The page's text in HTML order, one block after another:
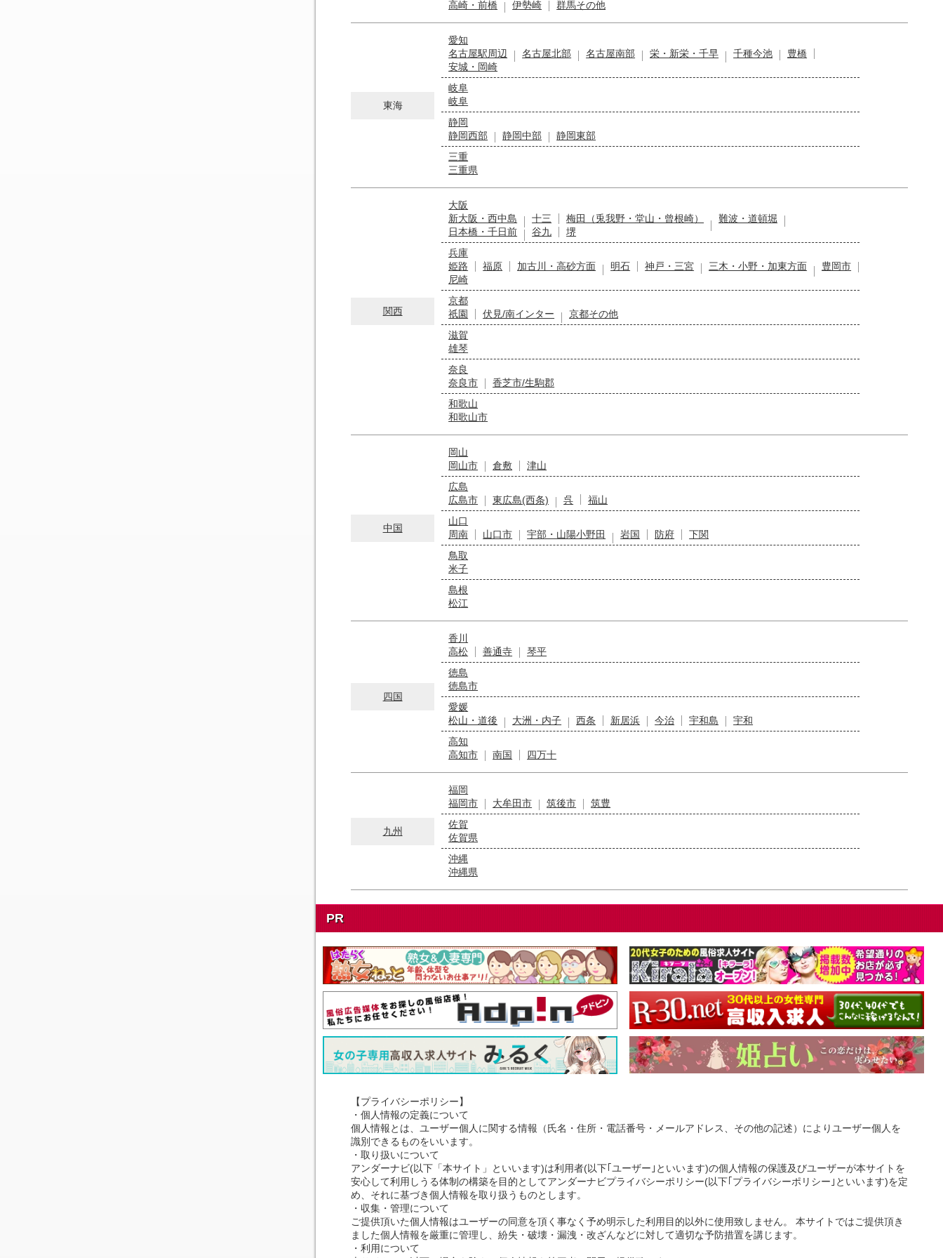
高崎・前橋 伊勢崎 群馬その他
東海
愛知
名古屋駅周辺
名古屋北部 名古屋南部 栄・新栄・千早 千種今池
豊橋
安城・岡崎
岐阜
岐阜
静岡
静岡西部
静岡中部
静岡東部
三重
三重県
関西
大阪
新大阪・西中島
十三 梅田（兎我野・堂山・曾根崎）
難波・道頓堀
日本橋・千日前
谷九
堺
兵庫
姫路
福原 加古川・高砂方面 明石 神戸・三宮 三木・小野・加東方面
豊岡市
尼崎
京都
祇園
伏見/南インター
京都その他
滋賀
雄琴
奈良
奈良市
香芝市/生駒郡
和歌山
和歌山市
中国
岡山
岡山市
倉敷
津山
広島
広島市
東広島(西条) 呉
福山
山口
周南
山口市 宇部・山陽小野田 岩国 防府
下関
鳥取
米子
島根
松江
四国
香川
高松
善通寺
琴平
徳島
徳島市
愛媛
松山・道後
大洲・内子 西条 新居浜 今治 宇和島
宇和
高知
高知市
南国 四万十
九州
福岡
福岡市
大牟田市 筑後市
筑豊
佐賀
佐賀県
沖縄
沖縄県
PR
【プライバシーポリシー】
・個人情報の定義について
個人情報とは、ユーザー個人に関する情報（氏名・住所・電話番号・メールアドレス、その他の記述）によりユーザー個人を
識別できるものをいいます。
・取り扱いについて
アンダーナビ(以下「本サイト」といいます)は利用者(以下｢ユーザー｣といいます)の個人情報の保護及びユーザーが本サイトを
安心して利用しうる体制の構築を目的としてアンダーナビプライバシーポリシー(以下｢プライバシーポリシー｣といいます)を定
め、それに基づき個人情報を取り扱うものとします。
・収集・管理について
ご提供頂いた個人情報はユーザーの同意を頂く事なく予め明示した利用目的以外に使用致しません。 本サイトではご提供頂き
ました個人情報を厳重に管理し、紛失・破壊・漏洩・改ざんなどに対して適切な予防措置を講じます。
・利用について